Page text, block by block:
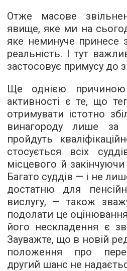
Отже масове
явище, яке ми на
яке неминуче принесе
реальність. І тут
застосовує примусу до
Ще однією причиною
активності є те, що
отримувати істотно
винагороду лише
пройдуть
стосується всіх
місцевого й
Багато суддів — і не
достатню для
вислугу, — також
подолати це
його нескладення є
Зауважте, що в новій
положення про
другий шанс не